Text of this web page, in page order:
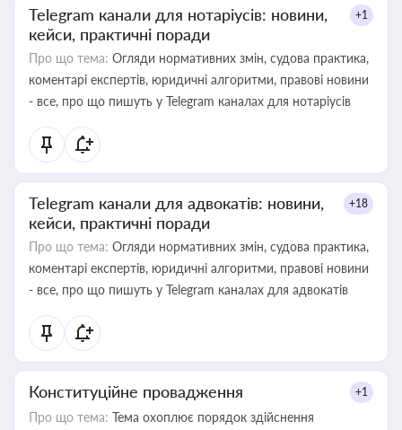
Telegram канали для нотаріусів: новини,
кейси, практичні поради
+1
Про що тема: Огляди нормативних змін, судова практика,
коментарі експертів, юридичні алгоритми, правові новини
- все, про що пишуть у Telegram каналах для нотаріусів
Telegram канали для адвокатів: новини,
кейси, практичні поради
+18
Про що тема: Огляди нормативних змін, судова практика,
коментарі експертів, юридичні алгоритми, правові новини
- все, про що пишуть у Telegram каналах для адвокатів
Конституційне провадження +1
Про що тема: Тема охоплює порядок здійснення